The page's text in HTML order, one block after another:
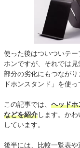
使った後はついついテ
ホンですが、それでは
部分の劣化にもつなが
ドホンスタンド」を使
この記事では、 ヘッドホ
などを紹介します。か
しています。
後半には、比較一覧表